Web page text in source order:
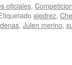
oficiales,
ajedrez,
, Julen merino,